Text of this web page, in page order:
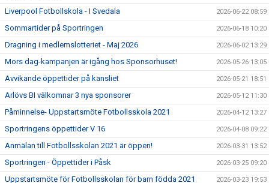
Liverpool Fotbollskola - I Svedala 2026-06-22 08:59
Sommartider på Sportringen 2026-06-18 10:20
Dragning i medlemslotteriet - Maj 2026 2026-06-02 13:29
Mors dag-kampanjen är igång hos Sponsorhuset! 2026-05-26 13:05
Avvikande öppettider på kansliet 2026-05-21 18:51
Arlövs BI välkomnar 3 nya sponsorer 2026-05-12 11:30
Påminnelse- Uppstartsmöte Fotbollsskola 2021 2026-04-12 13:27
Sportringens öppettider V 16 2026-04-08 09:22
Anmälan till Fotbollsskolan 2021 är öppen! 2026-03-31 13:52
Sportringen - Öppettider i Påsk 2026-03-25 09:20
Uppstartsmöte för Fotbollsskolan för barn födda 2021 2026-03-23 19:53